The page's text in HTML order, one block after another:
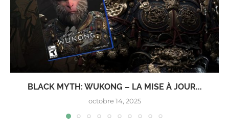
BLACK MYTH: WUKONG – LA MISE À JOUR...
octobre 14, 2025